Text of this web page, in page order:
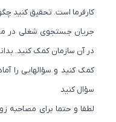
کارفرما است. تحقیق کنید چگونه
جریان جستجوی شغلی در مورد
در آن سازمان کمک کنید. بدانید
کمک کنید و سؤالهایی را آماده
سؤال کنید
لطفا و حتما برای مصاحبه زود